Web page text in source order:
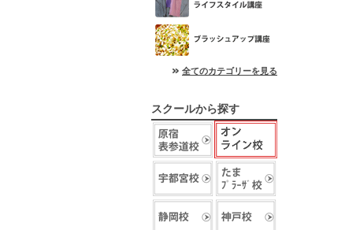
全てのカテゴリーを見る
スクールから探す